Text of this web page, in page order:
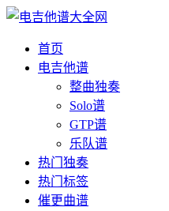
首页
电吉他谱
整曲独奏
Solo谱
GTP谱
乐队谱
热门独奏
热门标签
催更曲谱